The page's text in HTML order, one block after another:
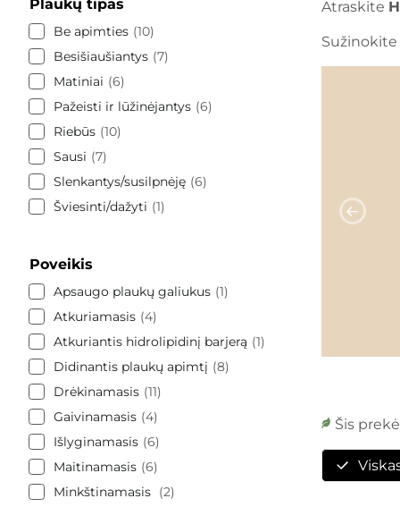
Plaukų tipas
Be apimties 10
Besišiaušiantys 7
Matiniai
6
Pažeisti ir lūžinėjantys 6
Riebūs 10
Sausi
7
Slenkantys/susilpnėję 6
Šviesinti/dažyti
1
Poveikis
Apsaugo plaukų galiukus 1
Atkuriamasis 4
Atkuriantis hidrolipidinį barjerą
1
Didinantis plaukų apimtį
8
Drėkinamasis 11
Gaivinamasis 4
Išlyginamasis 6
Maitinamasis 6
Minkštinamasis
2
Atraskite
Šis